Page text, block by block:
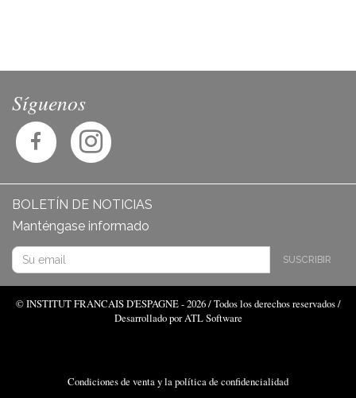
Síguenos
BOLETÍN DE NOTICIAS
Manténgase informado
SUSCRIBIR
© INSTITUT FRANCAIS D'ESPAGNE - 2026 / Todos los derechos reservados /
Desarrollado por ATL Software
Condiciones de venta y la política de confidencialidad